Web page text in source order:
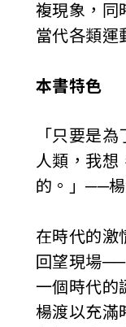
複現象，同
當代各類運
本書特色
「只要是
人類，我想
的。」──
在時代的激
回望現場──
一個時代的
楊渡以充滿